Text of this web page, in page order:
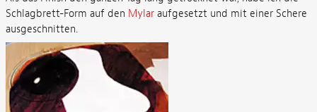
Schlagbrett-Form auf den Mylaraufgesetzt und mit einer Schere
ausgeschnitten.